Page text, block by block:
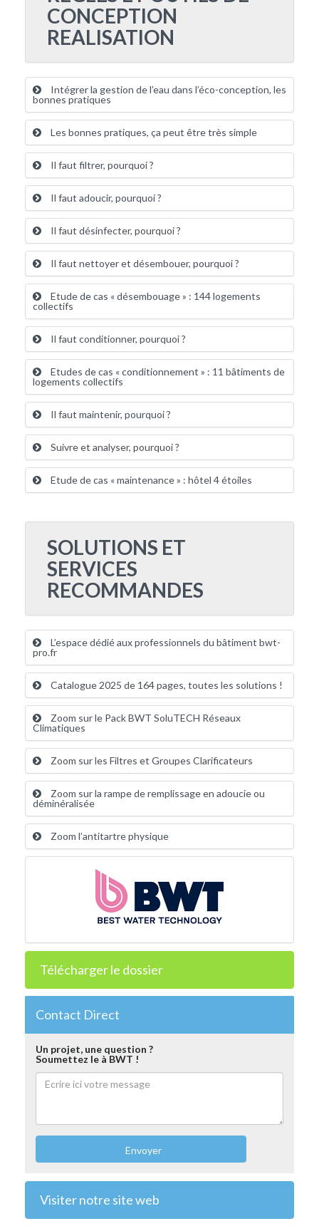
CONCEPTION
REALISATION
Intégrer la gestion de l’eau dans l’éco-conception, les
bonnes pratiques
Les bonnes pratiques, ça peut être très simple
Il faut filtrer, pourquoi ?
Il faut adoucir, pourquoi ?
Il faut désinfecter, pourquoi ?
Il faut nettoyer et désembouer, pourquoi ?
Etude de cas « désembouage » : 144 logements
collectifs
Il faut conditionner, pourquoi ?
Etudes de cas « conditionnement » : 11 bâtiments de
logements collectifs
Il faut maintenir, pourquoi ?
Suivre et analyser, pourquoi ?
Etude de cas « maintenance » : hôtel 4 étoiles
SOLUTIONS ET
SERVICES
RECOMMANDES
L’espace dédié aux professionnels du bâtiment bwt-
pro.fr
Catalogue 2025 de 164 pages, toutes les solutions !
Zoom sur le Pack BWT SoluTECH Réseaux
Climatiques
Zoom sur les Filtres et Groupes Clarificateurs
Zoom sur la rampe de remplissage en adoucie ou
déminéralisée
Zoom l’antitartre physique
Télécharger le dossier
Contact Direct
Un projet, une question ?
Soumettez le à BWT !
Envoyer
Visiter notre site web